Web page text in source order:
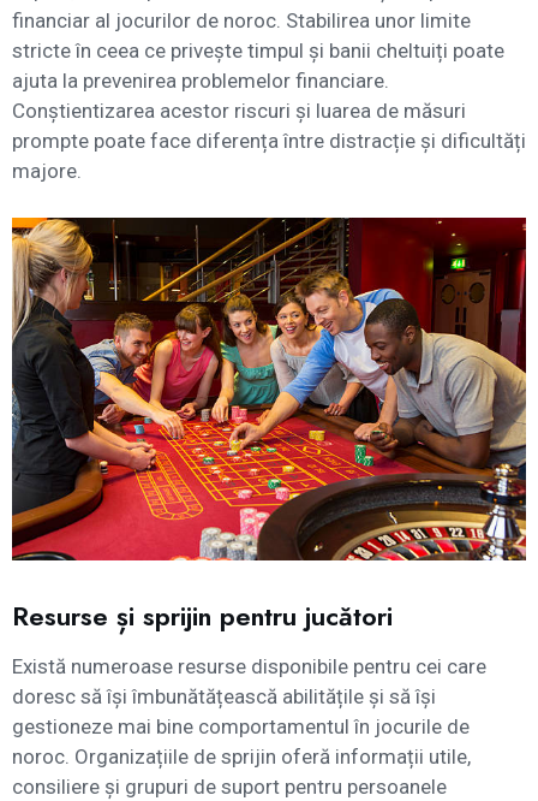
financiar al jocurilor de noroc. Stabilirea unor limite
stricte în ceea ce privește timpul și banii cheltuiți poate
ajuta la prevenirea problemelor financiare.
Conștientizarea acestor riscuri și luarea de măsuri
prompte poate face diferența între distracție și dificultăți
majore.
Resurse și sprijin pentru jucători
Există numeroase resurse disponibile pentru cei care
doresc să își îmbunătățească abilitățile și să își
gestioneze mai bine comportamentul în jocurile de
noroc. Organizațiile de sprijin oferă informații utile,
consiliere și grupuri de suport pentru persoanele